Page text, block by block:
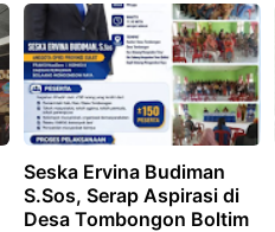
Seska Ervina Budiman
S.Sos, Serap Aspirasi di
Desa Tombongon Boltim